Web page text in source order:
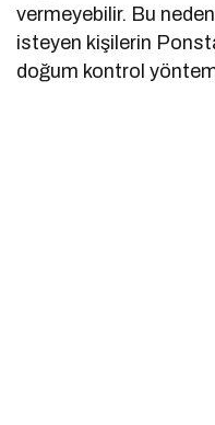
vermeyebilir. Bu
isteyen kişilerin
doğum kontrol